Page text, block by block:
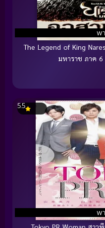
พ
The Legend of King
มหาราช ภาค 6
พ
5.5